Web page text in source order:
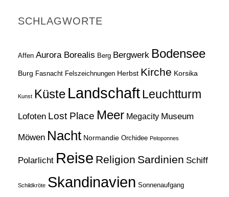
SCHLAGWORTE
Affen Aurora Borealis Berg Bergwerk Bodensee
Burg Fasnacht Felszeichnungen Herbst Kirche Korsika
Kunst Küste LandschaftLeuchtturm
Lofoten Lost Place Meer Megacity Museum
Möwen Nacht Normandie Orchidee Peloponnes
Polarlicht Reise Religion Sardinien Schiff
Schildkröte Skandinavien Sonnenaufgang